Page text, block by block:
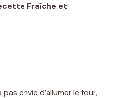
Fraîche et
envie d’allumer le four,